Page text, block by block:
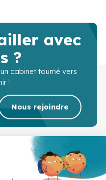
avec
?
cabinet tourné vers
!
Nous rejoindre